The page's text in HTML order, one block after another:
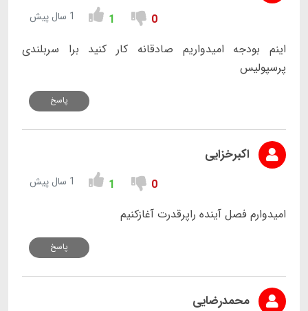
0
1 1 سال پیش
اینم بودجه امیدواریم صادقانه کار کنید برا سربلندی
پرسپولیس
پاسخ
اکبرخزایی
0
1 1 سال پیش
امیدوارم فصل آینده راپرقدرت آغازکنیم
پاسخ
محمدرضایی